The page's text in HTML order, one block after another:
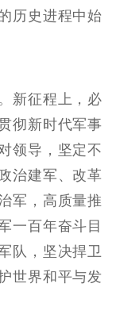
历史进程中始
新征程上，必
彻新时代军事
领导，坚定不
治建军、改革
军，高质量推
一百年奋斗目
队，坚决捍卫
世界和平与发